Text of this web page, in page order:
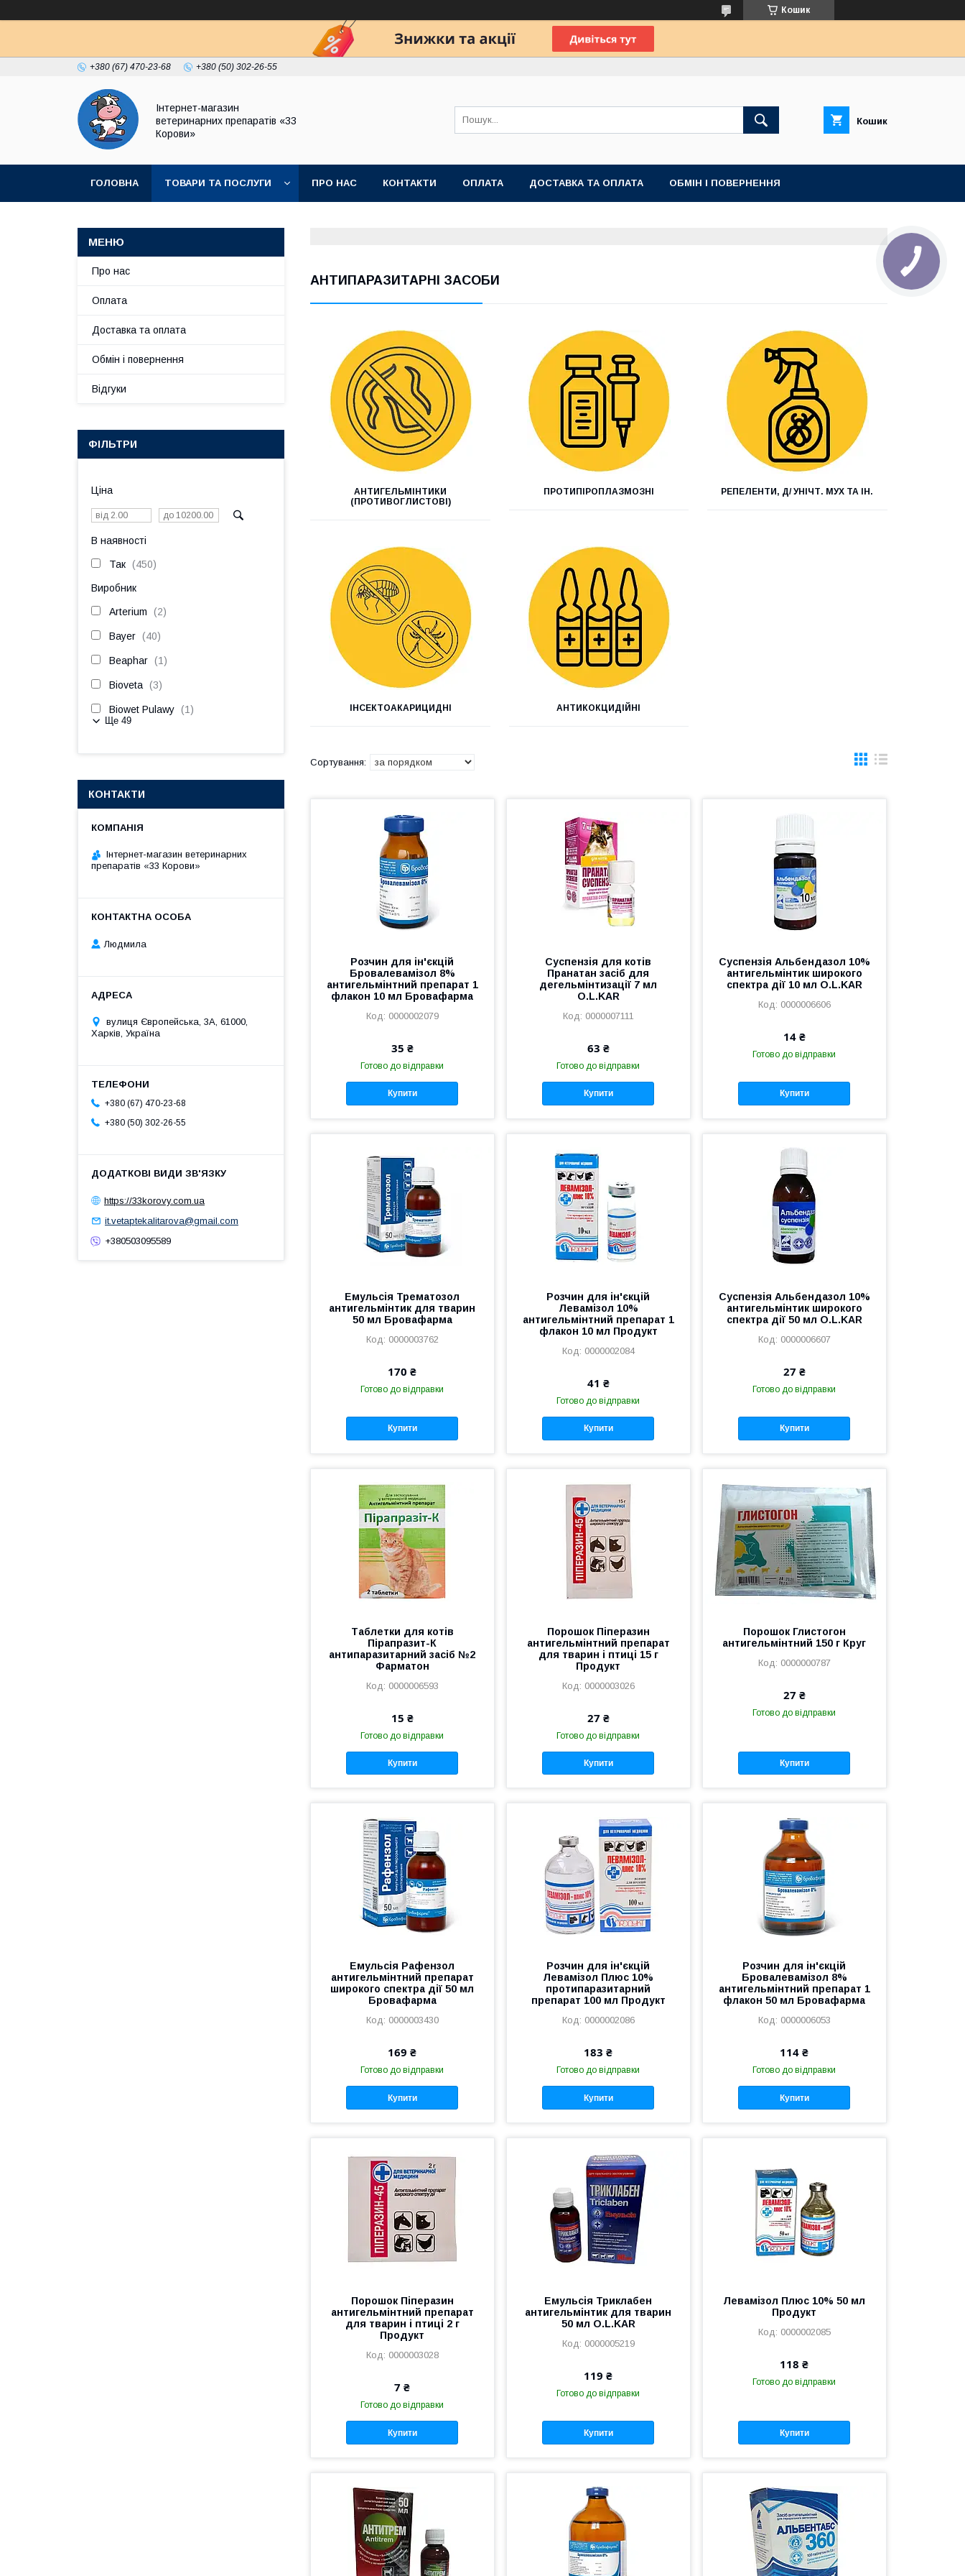
Кошик
+380 (67) 470-23-68 +380 (50) 302-26-55
Інтернет-магазин
ветеринарних препаратів «33
Корови»
Кошик
ГОЛОВНА ТОВАРИ ТА ПОСЛУГИ ПРО НАС КОНТАКТИ ОПЛАТА ДОСТАВКА ТА ОПЛАТА ОБМІН І ПОВЕРНЕННЯ
АНТИПАРАЗИТАРНІ ЗАСОБИ
АНТИГЕЛЬМІНТИКИ
(ПРОТИВОГЛИСТОВІ)
ПРОТИПІРОПЛАЗМОЗНІ РЕПЕЛЕНТИ, Д/ УНІЧТ. МУХ ТА ІН.
ІНСЕКТОАКАРИЦИДНІ АНТИКОКЦИДІЙНІ
Розчин для ін'єкцій
Бровалевамізол 8%
антигельмінтний препарат 1
флакон 10 мл Бровафарма
0000002079
35 ₴
Готово до відправки
Купити
Суспензія для котів
Пранатан засіб для
дегельмінтизації 7 мл
O.L.KAR
0000007111
63 ₴
Готово до відправки
Купити
Суспензія Альбендазол 10%
антигельмінтик широкого
спектра дії 10 мл O.L.KAR
0000006606
14 ₴
Готово до відправки
Купити
Емульсія Трематозол
антигельмінтик для тварин
50 мл Бровафарма
0000003762
170 ₴
Готово до відправки
Купити
Розчин для ін'єкцій
Левамізол 10%
антигельмінтний препарат 1
флакон 10 мл Продукт
0000002084
41 ₴
Готово до відправки
Купити
Суспензія Альбендазол 10%
антигельмінтик широкого
спектра дії 50 мл O.L.KAR
0000006607
27 ₴
Готово до відправки
Купити
Таблетки для котів
Пірапразит-К
антипаразитарний засіб №2
Фарматон
0000006593
15 ₴
Готово до відправки
Купити
Порошок Піперазин
антигельмінтний препарат
для тварин і птиці 15 г
Продукт
0000003026
27 ₴
Готово до відправки
Купити
Порошок Глистогон
антигельмінтний 150 г Круг
0000000787
27 ₴
Готово до відправки
Купити
Емульсія Рафензол
антигельмінтний препарат
широкого спектра дії 50 мл
Бровафарма
0000003430
169 ₴
Готово до відправки
Купити
Розчин для ін'єкцій
Левамізол Плюс 10%
протипаразитарний
препарат 100 мл Продукт
0000002086
183 ₴
Готово до відправки
Купити
Розчин для ін'єкцій
Бровалевамізол 8%
антигельмінтний препарат 1
флакон 50 мл Бровафарма
0000006053
114 ₴
Готово до відправки
Купити
Порошок Піперазин
антигельмінтний препарат
для тварин і птиці 2 г
Продукт
0000003028
7 ₴
Готово до відправки
Купити
Емульсія Триклабен
антигельмінтик для тварин
50 мл O.L.KAR
0000005219
119 ₴
Готово до відправки
Купити
Левамізол Плюс 10% 50 мл
Продукт
0000002085
118 ₴
Готово до відправки
Купити
Про нас
Оплата
Доставка та оплата
Обмін і повернення
Відгуки
ФІЛЬТРИ
Ціна
В наявності
Так 450
Виробник
Arterium 2
Bayer 40
Beaphar 1
Bioveta 3
Biowet Pulawy 1
Ще 49
КОНТАКТИ
Інтернет-магазин ветеринарних
препаратів «33 Корови»
Людмила
вулиця Європейська, 3А, 61000,
Харків, Україна
+380 (67) 470-23-68
+380 (50) 302-26-55
https://33korovy.com.ua
it.vetaptekalitarova@gmail.com
+380503095589